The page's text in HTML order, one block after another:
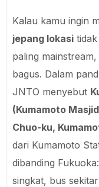
Kalau kamu ingin
jepang lokasi
paling
bagus. Dalam
JNTO menyebut
(Kumamoto
Chuo-ku,
dari Kumamoto
dibanding
singkat, bus sekitar